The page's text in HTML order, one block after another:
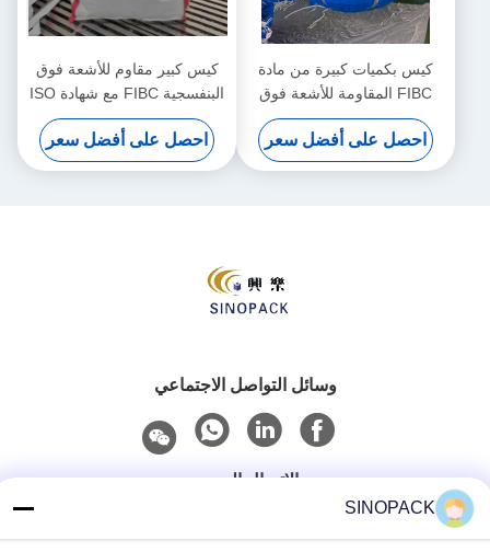
كيس بكميات كبيرة من مادة
FIBC المقاومة للأشعة فوق
البنفسجية بسعة رفع تتراوح من
500 إلى 2500 كجم مصنوع من
مادة البولي بروبيلين المتينة
احصل على أفضل سعر
كيس كبير مقاوم للأشعة فوق
البنفسجية FIBC مع شهادة ISO
وقدرة رفع 500-2500 كجم
لمناولة المواد السائبة
احصل على أفضل سعر
وسائل التواصل الاجتماعي
الاتصال السريع
هاتف
SINOPACK